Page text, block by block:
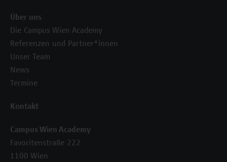
Über uns
Die Campus Wien Academy
Referenzen und Partner*innen
Unser Team
News
Termine
Kontakt
Campus Wien Academy
Favoritenstraße 222
1100 Wien